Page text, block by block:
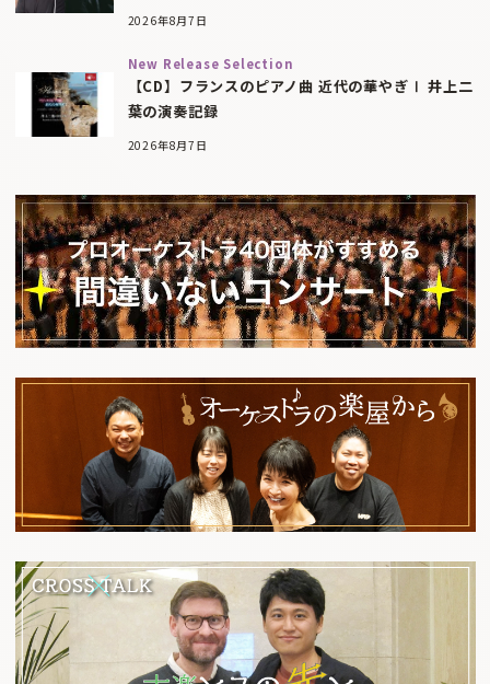
2026年8月7日
New Release Selection
【CD】フランスのピアノ曲 近代の華やぎⅠ 井上二
葉の演奏記録
2026年8月7日